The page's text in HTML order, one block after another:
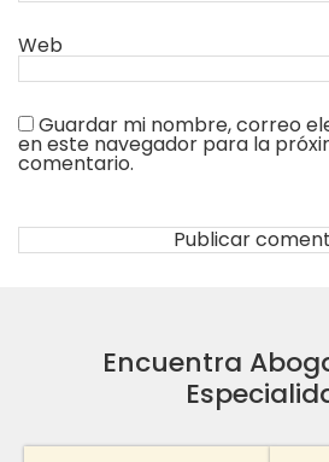
Web
Guardar mi nombre, correo
en este navegador para la
comentario.
Encuentra